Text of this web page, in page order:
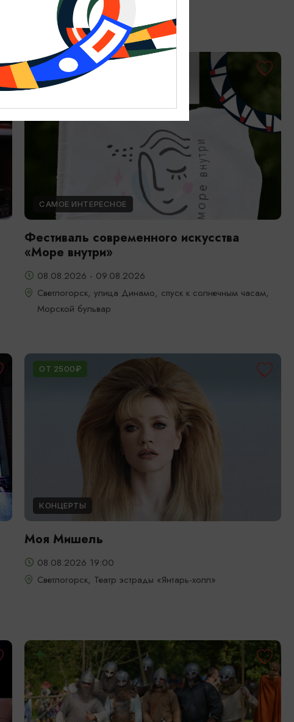
Зеленоградск
БЕСПЛАТНО
САМОЕ ИНТЕРЕСНОЕ
Фестиваль современного искусства
«Море внутри»
08.08.2026 - 09.08.2026
Светлогорск, улица Динамо, спуск к солнечным часам,
Морской бульвар
ОТ 2500₽
КОНЦЕРТЫ
Моя Мишель
08.08.2026 19:00
Светлогорск, Театр эстрады «Янтарь-холл»